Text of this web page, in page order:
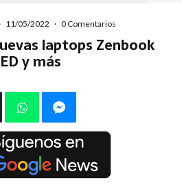
11/05/2022 · 0 Comentarios
laptops Zenbook
y más